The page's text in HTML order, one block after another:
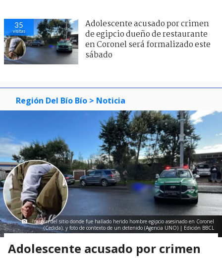
35
visitas
Adolescente acusado por crimen
de egipcio dueño de restaurante
en Coronel será formalizado este
sábado
Región Del Bío Bío > Noticia
Imagen del sitio donde fue hallado herido hombre egipcio asesinado en Coronel
(Cedida); y foto de contexto de un detenido (Agencia UNO) | Edición BBCL
Adolescente acusado por crimen